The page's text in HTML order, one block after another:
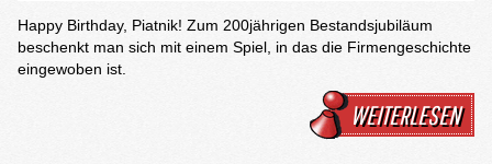
Happy Birthday, Piatnik! Zum 200jährigen Bestandsjubiläum
beschenkt man sich mit einem Spiel, in das die Firmengeschichte
eingewoben ist.
WEITERLESEN